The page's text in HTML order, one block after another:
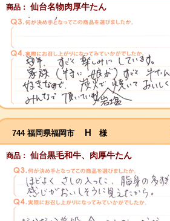
商品： 仙台名物肉厚牛たん
744 福岡県福岡市 H 様
商品： 仙台黒毛和牛、肉厚牛たん